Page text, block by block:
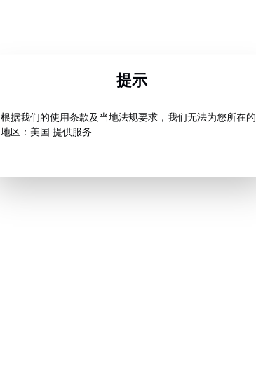
提示
根据我们的使用条款及当地法规要求，我们无法为您所在的
地区：美国 提供服务